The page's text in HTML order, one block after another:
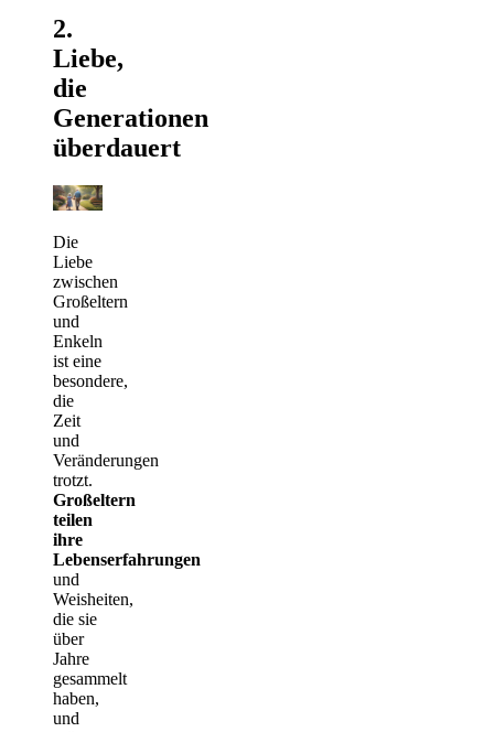
2.
Liebe,
die
Generationen
überdauert
Die
Liebe
zwischen
Großeltern
und
Enkeln
ist eine
besondere,
die
Zeit
und
Veränderungen
trotzt.
Großeltern
teilen
ihre
Lebenserfahrungen
und
Weisheiten,
die sie
über
Jahre
gesammelt
haben,
und